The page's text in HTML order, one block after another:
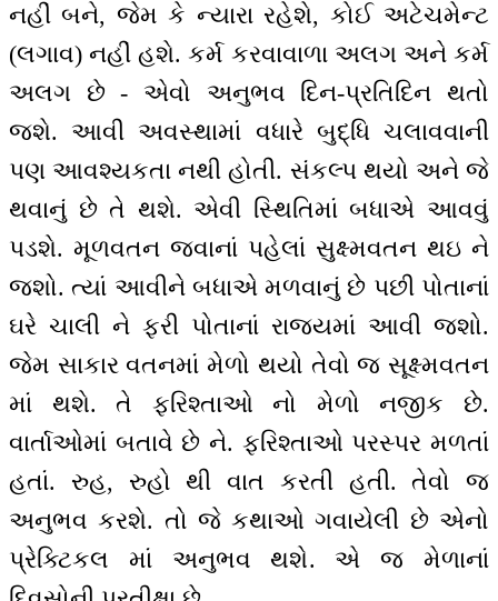
નહીં બને, જેમ કે ન્યારા રહેશે, કોઈ અટેચમેન્ટ
(લગાવ) નહીં હશે. કર્મ કરવાવાળા અલગ અને કર્મ
અલગ છે - એવો અનુભવ દિન-પ્રતિદિન થતો
જશે. આવી અવસ્થામાં વધારે બુદ્ધિ ચલાવવાની
પણ આવશ્યકતા નથી હોતી. સંકલ્પ થયો અને જે
થવાનું છે તે થશે. એવી સ્થિતિમાં બધાએ આવવું
પડશે. મૂળવતન જવાનાં પહેલાં સુક્ષ્મવતન થઇ ને
જશો. ત્યાં આવીને બધાએ મળવાનું છે પછી પોતાનાં
ઘરે ચાલી ને ફરી પોતાનાં રાજ્યમાં આવી જશો.
જેમ સાકાર વતનમાં મેળો થયો તેવો જ સૂક્ષ્મવતન
માં થશે. તે ફરિશ્તાઓ નો મેળો નજીક છે.
વાર્તાઓમાં બતાવે છે ને. ફરિશ્તાઓ પરસ્પર મળતાં
હતાં. રુહ, રુહો થી વાત કરતી હતી. તેવો જ
અનુભવ કરશે. તો જે કથાઓ ગવાયેલી છે એનો
પ્રેક્ટિકલ માં અનુભવ થશે. એ જ મેળાનાં